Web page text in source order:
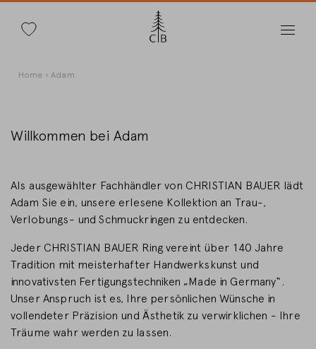
zumPfadnavigation
Home Adam
Willkommen bei Adam
Als ausgewählter Fachhändler von CHRISTIAN BAUER lädt
Adam Sie ein, unsere erlesene Kollektion an Trau-,
Verlobungs- und Schmuckringen zu entdecken.
Jeder CHRISTIAN BAUER Ring vereint über 140 Jahre
Tradition mit meisterhafter Handwerkskunst und
innovativsten Fertigungstechniken „Made in Germany“.
Unser Anspruch ist es, Ihre persönlichen Wünsche in
vollendeter Präzision und Ästhetik zu verwirklichen - Ihre
Träume wahr werden zu lassen.
Land wechseln
Länderwahl
Deutschland